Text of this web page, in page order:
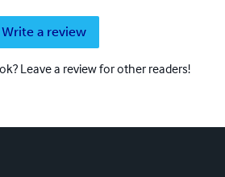
Write a review
Leave a review for other readers!